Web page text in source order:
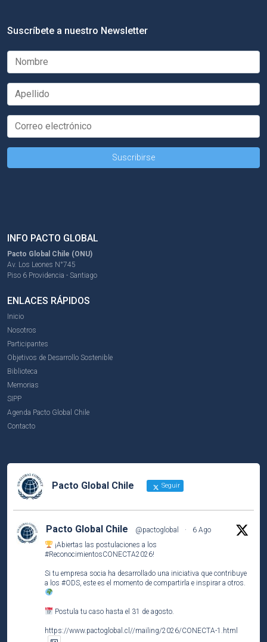
Suscríbete a nuestro Newsletter
INFO PACTO GLOBAL
Pacto Global Chile (ONU)
Av. Los Leones N°745
Piso 6 Providencia - Santiago
ENLACES RÁPIDOS
Inicio
Nosotros
Participantes
Objetivos de Desarrollo Sostenible
Biblioteca
Memorias
SIPP
Agenda Pacto Global Chile
Contacto
Pacto Global Chile Seguir
Pacto Global Chile @pactoglobal ·
6 Ago
¡Abiertas las postulaciones a los
#ReconocimientosCONECTA2026!
Si tu empresa socia ha desarrollado una iniciativa que contribuye
a los #ODS, este es el momento de compartirla e inspirar a otros.
Postula tu caso hasta el 31 de agosto.
https://www.pactoglobal.cl//mailing/2026/CONECTA-1.html